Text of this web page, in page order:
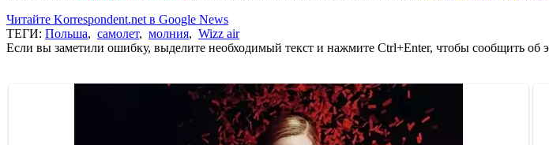
Читайте Korrespondent.net в Google News
ТЕГИ: Польша, самолет, молния, Wizz air
Если вы заметили ошибку, выделите необходимый текст и нажмите Ctrl+Enter, чтобы сообщить об